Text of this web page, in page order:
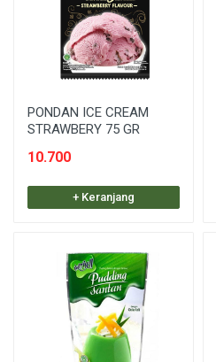
PONDAN ICE CREAM
STRAWBERY 75 GR
10.700
+ Keranjang